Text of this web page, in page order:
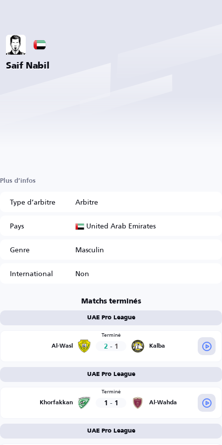
Saif Nabil
Plus d’infos
Type d’arbitre
Arbitre
Pays
United Arab Emirates
Genre
Masculin
International
Non
Matchs terminés
UAE Pro League
Al-Wasl
Terminé
2 - 1 Kalba
UAE Pro League
Khorfakkan
Terminé
1 - 1 Al-Wahda
UAE Pro League